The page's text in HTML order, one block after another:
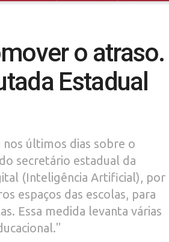
o atraso.
Estadual
nos últimos dias sobre o
secretário estadual da
(Inteligência Artificial), por
espaços das escolas, para
Essa medida levanta várias